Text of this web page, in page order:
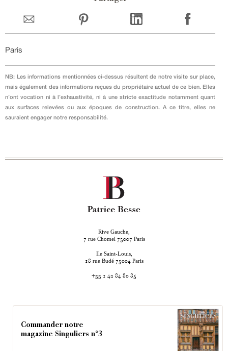
Paris
NB: Les informations mentionnées ci-dessus résultent de notre visite sur place,
mais également des informations reçues du propriétaire actuel de ce bien. Elles
n’ont vocation ni à l’exhaustivité, ni à une stricte exactitude notamment quant
aux surfaces relevées ou aux époques de construction. A ce titre, elles ne
sauraient engager notre responsabilité.
Rive Gauche,
7 rue Chomel 75007 Paris
Ile Saint-Louis,
18 rue Budé 75004 Paris
+33 1 42 84 80 85
Commander notre
magazine Singuliers n°3